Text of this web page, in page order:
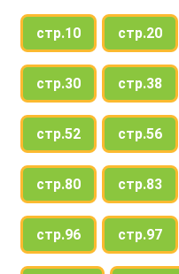
стр.10 стр.20
стр.30 стр.38
стр.52 стр.56
стр.80 стр.83
стр.96 стр.97